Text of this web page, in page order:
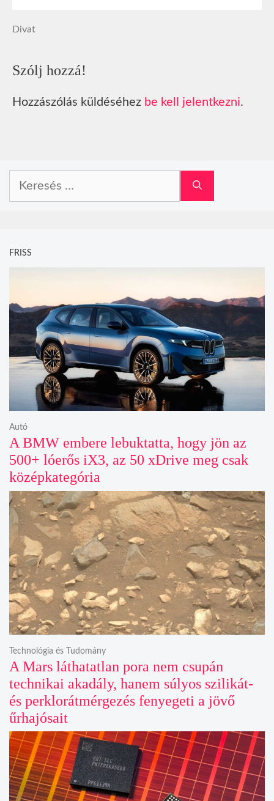
Divat
Szólj hozzá!
Hozzászólás küldéséhez be kell jelentkezni.
FRISS
A BMW embere lebuktatta, hogy jön az
500+ lóerős iX3, az 50 xDrive meg csak
középkategória
Autó
A Mars láthatatlan pora nem csupán
technikai akadály, hanem súlyos szilikát-
és perklorátmérgezés fenyegeti a jövő
űrhajósait
Technológia és Tudomány